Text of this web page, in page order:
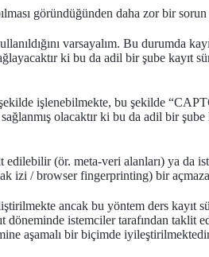
göründüğünden daha zor bir
varsayalım. Bu durumda
ki bu da adil bir şube kayıt
işlenebilmekte, bu şekilde
olacaktır ki bu da adil bir şube
(ör. meta-veri alanları) ya da
izi / browser fingerprinting) bir açmaza
ancak bu yöntem ders kayıt
döneminde istemciler tarafından taklit
aşamalı bir biçimde